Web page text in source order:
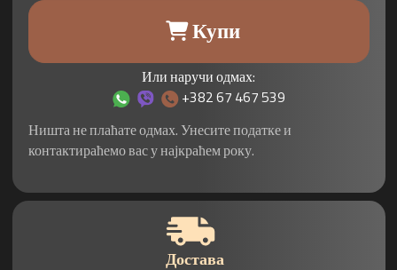
Купи
Или наручи одмах:
+382 67 467 539
Ништа не плаћате одмах. Унесите податке и
контактираћемо вас у најкраћем року.
Достава